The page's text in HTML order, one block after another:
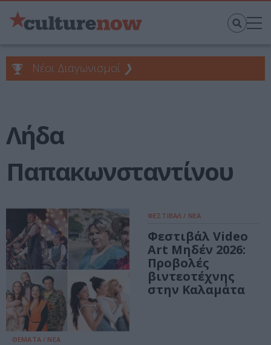
Νέοι Διαγωνισμοί ❯
Λήδα
Παπακωνσταντίνου
ΘΕΜΑΤΑ / ΝΕΑ
ΦΕΣΤΙΒΑΛ / ΝΕΑ
Φεστιβάλ Video
Art Μηδέν 2026:
Προβολές
βιντεοτέχνης
στην Καλαμάτα